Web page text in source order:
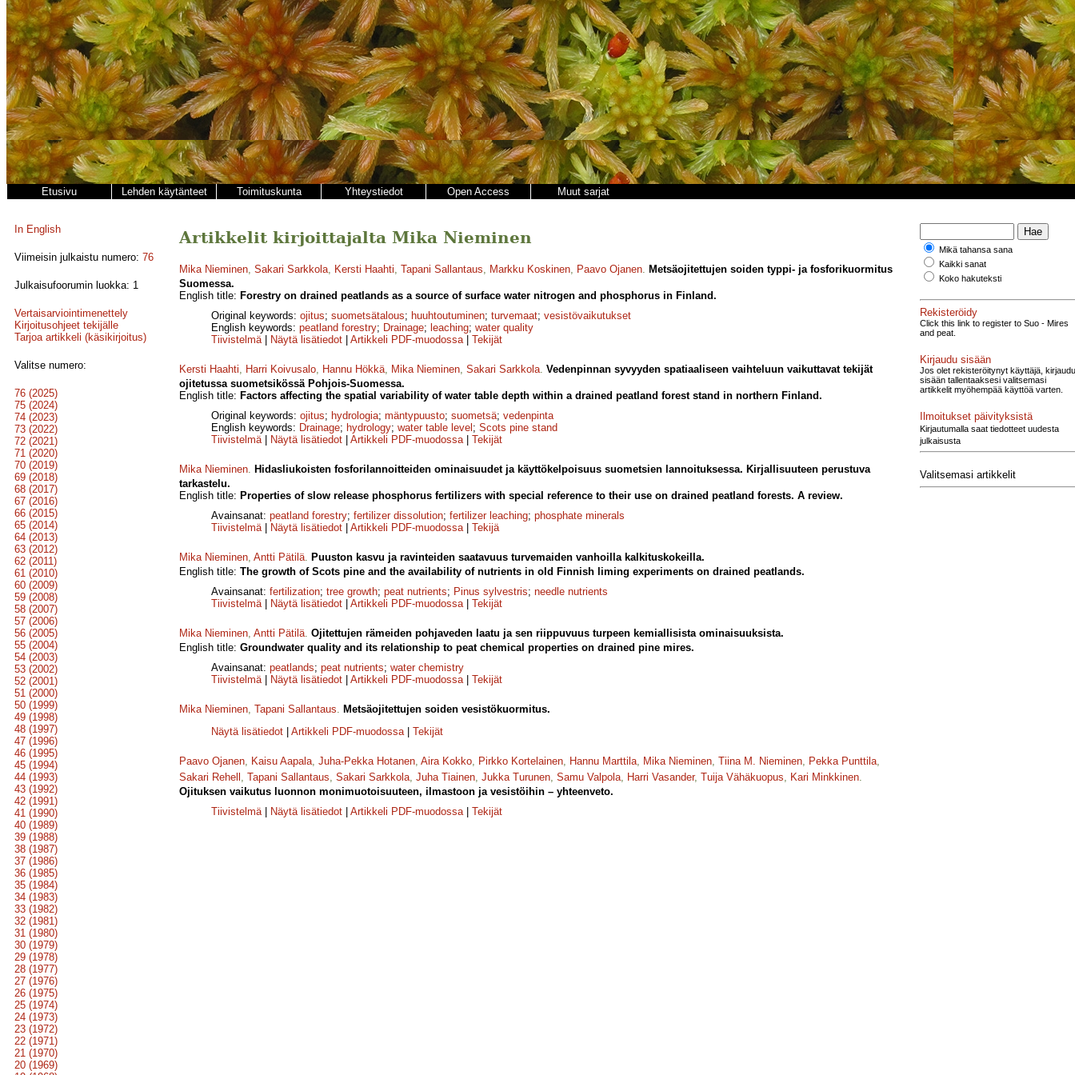
Etusivu Lehden käytänteet Toimituskunta Yhteystiedot Open Access Muut sarjat
In English
Viimeisin julkaistu numero: 76
Julkaisufoorumin luokka: 1
Vertaisarviointimenettely
Kirjoitusohjeet tekijälle
Tarjoa artikkeli (käsikirjoitus)
Valitse numero:
76 (2025)
75 (2024)
74 (2023)
73 (2022)
72 (2021)
71 (2020)
70 (2019)
69 (2018)
68 (2017)
67 (2016)
66 (2015)
65 (2014)
64 (2013)
63 (2012)
62 (2011)
61 (2010)
60 (2009)
59 (2008)
58 (2007)
57 (2006)
56 (2005)
55 (2004)
54 (2003)
53 (2002)
52 (2001)
51 (2000)
50 (1999)
49 (1998)
48 (1997)
47 (1996)
46 (1995)
45 (1994)
44 (1993)
43 (1992)
42 (1991)
41 (1990)
40 (1989)
39 (1988)
38 (1987)
37 (1986)
36 (1985)
35 (1984)
34 (1983)
33 (1982)
32 (1981)
31 (1980)
30 (1979)
29 (1978)
28 (1977)
27 (1976)
26 (1975)
25 (1974)
24 (1973)
23 (1972)
22 (1971)
21 (1970)
20 (1969)
Artikkelit kirjoittajalta Mika Nieminen
Mika Nieminen, Sakari Sarkkola, Kersti Haahti, Tapani Sallantaus, Markku Koskinen, Paavo Ojanen. Metsäojitettujen soiden typpi- ja fosforikuormitus
Suomessa.
English title: Forestry on drained peatlands as a source of surface water nitrogen and phosphorus in Finland.
Original keywords: ojitus; suometsätalous; huuhtoutuminen; turvemaat; vesistövaikutukset
English keywords: peatland forestry; Drainage; leaching; water quality
Tiivistelmä| Näytä lisätiedot Artikkeli PDF-muodossa| Tekijät
Kersti Haahti, Harri Koivusalo, Hannu Hökkä, Mika Nieminen, Sakari Sarkkola. Vedenpinnan syvyyden spatiaaliseen vaihteluun vaikuttavat tekijät
ojitetussa suometsikössä Pohjois-Suomessa.
English title: Factors affecting the spatial variability of water table depth within a drained peatland forest stand in northern Finland.
Original keywords: ojitus; hydrologia; mäntypuusto; suometsä; vedenpinta
English keywords: Drainage; hydrology; water table level ; Scots pine stand
Tiivistelmä| Näytä lisätiedot Artikkeli PDF-muodossa| Tekijät
Mika Nieminen. Hidasliukoisten fosforilannoitteiden ominaisuudet ja käyttökelpoisuus suometsien lannoituksessa. Kirjallisuuteen perustuva
tarkastelu.
English title: Properties of slow release phosphorus fertilizers with special reference to their use on drained peatland forests. A review.
Avainsanat: peatland forestry; fertilizer dissolution; fertilizer leaching; phosphate minerals
Tiivistelmä| Näytä lisätiedot Artikkeli PDF-muodossa| Tekijä
Mika Nieminen, Antti Pätilä. Puuston kasvu ja ravinteiden saatavuus turvemaiden vanhoilla kalkituskokeilla.
English title: The growth of Scots pine and the availability of nutrients in old Finnish liming experiments on drained peatlands.
Avainsanat: fertilization; tree growth; peat nutrients; Pinus sylvestris; needle nutrients
Tiivistelmä| Näytä lisätiedot Artikkeli PDF-muodossa| Tekijät
Mika Nieminen, Antti Pätilä. Ojitettujen rämeiden pohjaveden laatu ja sen riippuvuus turpeen kemiallisista ominaisuuksista.
English title: Groundwater quality and its relationship to peat chemical properties on drained pine mires.
Avainsanat: peatlands; peat nutrients; water chemistry
Tiivistelmä| Näytä lisätiedot Artikkeli PDF-muodossa| Tekijät
Mika Nieminen, Tapani Sallantaus. Metsäojitettujen soiden vesistökuormitus.
Näytä lisätiedot
Artikkeli PDF-muodossa| Tekijät
Paavo Ojanen, Kaisu Aapala, Juha-Pekka Hotanen, Aira Kokko, Pirkko Kortelainen, Hannu Marttila, Mika Nieminen, Tiina M. Nieminen, Pekka Punttila,
Sakari Rehell , Tapani Sallantaus, Sakari Sarkkola, Juha Tiainen, Jukka Turunen, Samu Valpola, Harri Vasander, Tuija Vähäkuopus, Kari Minkkinen.
Ojituksen vaikutus luonnon monimuotoisuuteen, ilmastoon ja vesistöihin – yhteenveto.
Tiivistelmä| Näytä lisätiedot Artikkeli PDF-muodossa| Tekijät
Mikä tahansa sana
Kaikki sanat
Koko hakuteksti
Rekisteröidy
Click this link to register to Suo - Mires
and peat.
Kirjaudu sisään
Jos olet rekisteröitynyt käyttäjä, kirjaudu
sisään tallentaaksesi valitsemasi
artikkelit myöhempää käyttöä varten.
Ilmoitukset päivityksistä
Kirjautumalla saat tiedotteet uudesta
julkaisusta
Valitsemasi artikkelit